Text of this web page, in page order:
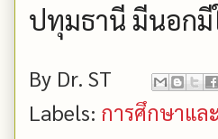
ปทุมธานี มีนอกมี
By Dr. ST
Labels: การศึกษาแ